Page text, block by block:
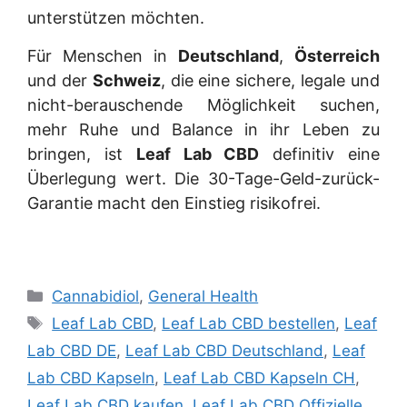
unterstützen möchten.
Für Menschen in Deutschland, Österreich
und der Schweiz, die eine sichere, legale und
nicht-berauschende Möglichkeit suchen,
mehr Ruhe und Balance in ihr Leben zu
bringen, ist Leaf Lab CBD definitiv eine
Überlegung wert. Die 30-Tage-Geld-zurück-
Garantie macht den Einstieg risikofrei.
Categories
Cannabidiol, General Health
Tags
Leaf Lab CBD, Leaf Lab CBD bestellen, Leaf
Lab CBD DE, Leaf Lab CBD Deutschland, Leaf
Lab CBD Kapseln, Leaf Lab CBD Kapseln CH,